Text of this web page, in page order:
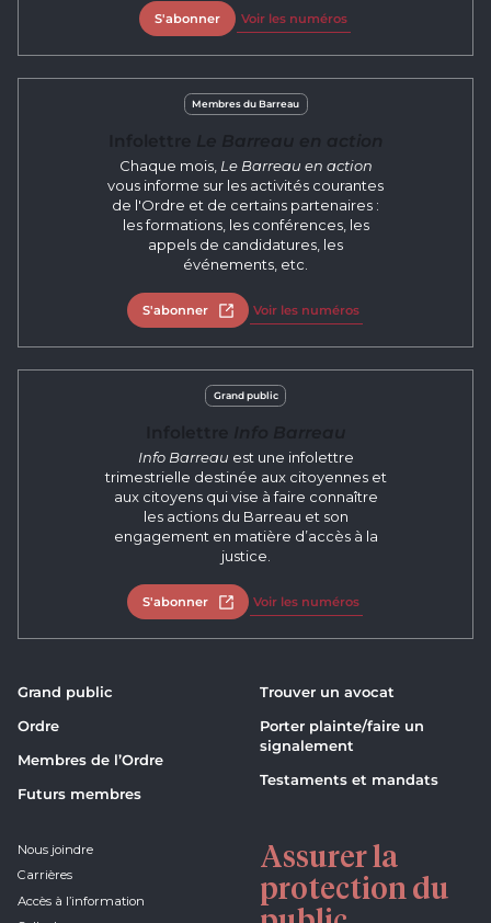
S'abonner Voir les numéros
Membres du Barreau
Chaque mois, Le Barreau en action
vous informe sur les activités courantes
de l'Ordre et de certains partenaires :
les formations, les conférences, les
appels de candidatures, les
événements, etc.
S'abonner Ouvrir dans un nouvel onglet
Voir les numéros
Grand public
Info Barreau est une infolettre
trimestrielle destinée aux citoyennes et
aux citoyens qui vise à faire connaître
les actions du Barreau et son
engagement en matière d’accès à la
justice.
S'abonner Ouvrir dans un nouvel onglet
Voir les numéros
Grand public
Ordre
Membres de l’Ordre
Futurs membres
Trouver un avocat
Porter plainte/faire un
signalement
Testaments et mandats
Nous joindre
Carrières
Accès à l’information
Assurer la
protection du